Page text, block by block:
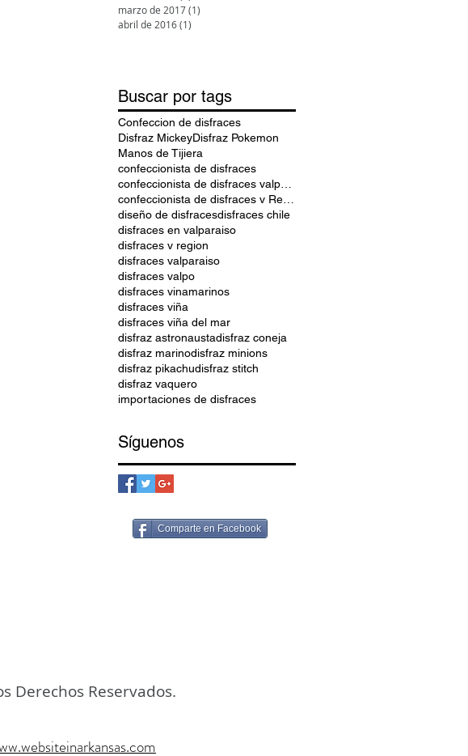
marzo de 2017(1)
abril de 2016(1)
Buscar por tags
Confeccion de disfraces
Disfraz MickeyDisfraz Pokemon
Manos de Tijiera
confeccionista de disfraces
diseño de disfracesdisfraces chile
disfraces en valparaiso
disfraces v region
disfraces valparaiso
disfraces valpo
disfraces vinamarinos
disfraces viña
disfraces viña del mar
disfraz astronaustadisfraz coneja
disfraz marinodisfraz minions
disfraz pikachudisfraz stitch
disfraz vaquero
importaciones de disfraces
Síguenos
Comparte en Facebook
Derechos Reservados.